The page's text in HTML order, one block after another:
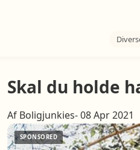
Skal du holde
Af Boligjunkies- 08 Apr 2021